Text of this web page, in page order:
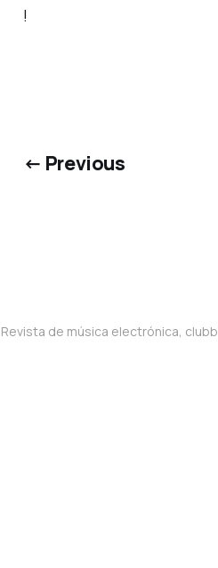
!
← Previous
de música electrónica,